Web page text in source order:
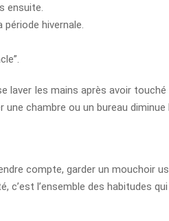
ensuite.
hivernale.
les mains après avoir
chambre ou un bureau diminue
compte, garder un mouchoir
l’ensemble des habitudes